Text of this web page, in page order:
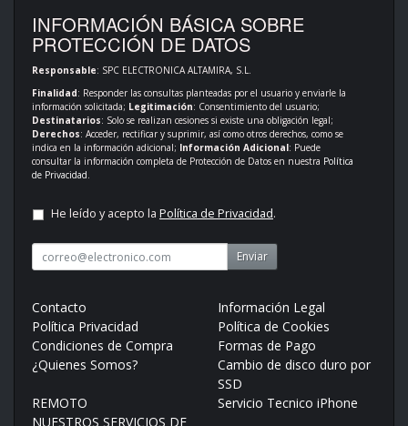
INFORMACIÓN BÁSICA SOBRE
PROTECCIÓN DE DATOS
Responsable: SPC ELECTRONICA ALTAMIRA, S.L.
Finalidad: Responder las consultas planteadas por el usuario y enviarle la
información solicitada; Legitimación: Consentimiento del usuario;
Destinatarios: Solo se realizan cesiones si existe una obligación legal;
Derechos: Acceder, rectificar y suprimir, así como otros derechos, como se
indica en la información adicional; Información Adicional: Puede
consultar la información completa de Protección de Datos en nuestra Política
de Privacidad.
He leído y acepto la Política de Privacidad.
Enviar
Contacto
Información Legal
Política Privacidad
Política de Cookies
Condiciones de Compra
Formas de Pago
¿Quienes Somos?
Cambio de disco duro por
SSD
REMOTO
Servicio Tecnico iPhone
NUESTROS SERVICIOS DE